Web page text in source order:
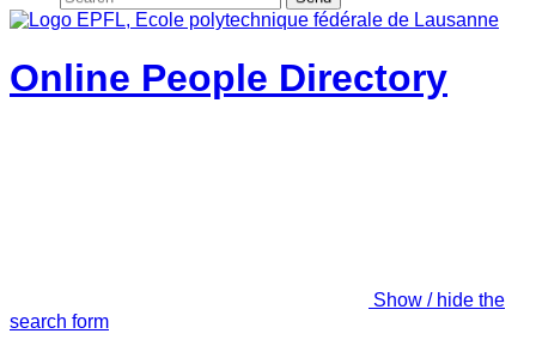
Online People Directory
Show / hide the
search form